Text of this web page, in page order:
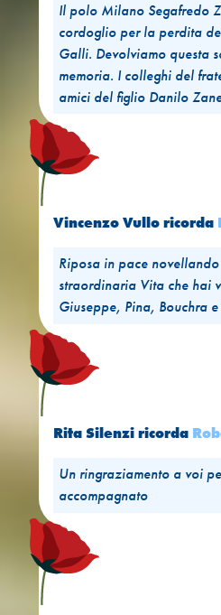
Il polo Milano Segafredo
cordoglio per la perdita
Galli. Devolviamo questa
memoria. I colleghi del
amici del figlio Danilo
Vincenzo Vullo ricorda
Riposa in pace
straordinaria Vita che hai
Giuseppe, Pina, Bouchra
Rita Silenzi ricorda
Un ringraziamento a voi
accompagnato